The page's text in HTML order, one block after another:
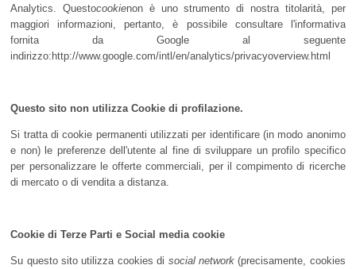
Analytics. Questocookienon è uno strumento di nostra titolarità, per
maggiori informazioni, pertanto, è possibile consultare l'informativa
fornita da Google al seguente
indirizzo:http://www.google.com/intl/en/analytics/privacyoverview.html
Questo sito non utilizza Cookie di profilazione.
Si tratta di cookie permanenti utilizzati per identificare (in modo anonimo
e non) le preferenze dell'utente al fine di sviluppare un profilo specifico
per personalizzare le offerte commerciali, per il compimento di ricerche
di mercato o di vendita a distanza.
Cookie di Terze Parti e Social media cookie
Su questo sito utilizza cookies di social network(precisamente, cookies